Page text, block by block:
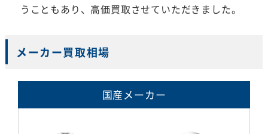
うこともあり、高価買取させていただきました。
メーカー買取相場
国産メーカー